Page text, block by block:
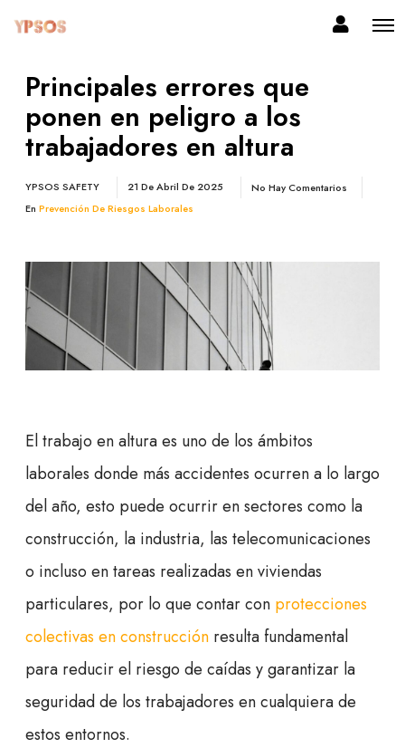
Principales errores que
ponen en peligro a los
trabajadores en altura
YPSOS SAFETY 21 De Abril De 2025
No Hay Comentarios
En Prevención De Riesgos Laborales
El trabajo en altura es uno de los ámbitos
laborales donde más accidentes ocurren a lo largo
del año, esto puede ocurrir en sectores como la
construcción, la industria, las telecomunicaciones
o incluso en tareas realizadas en viviendas
particulares, por lo que contar con protecciones
colectivas en construcción resulta fundamental
para reducir el riesgo de caídas y garantizar la
seguridad de los trabajadores en cualquiera de
estos entornos.